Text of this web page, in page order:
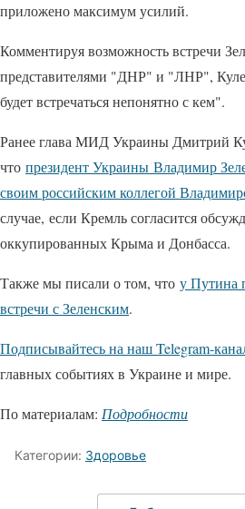
приложено максимум усилий.
Комментируя возможность встречи
представителями "ДНР" и "ЛНР",
будет встречаться непонятно с кем".
Ранее глава МИД Украины Дмитрий
что президент Украины Владимир
своим российским коллегой
случае, если Кремль согласится
оккупированных Крыма и Донбасса.
Также мы писали о том, что у Путина
встречи с Зеленским.
Подписывайтесь на наш Telegram-
главных событиях в Украине и мире.
По материалам: Подробности
Категории: Здоровье